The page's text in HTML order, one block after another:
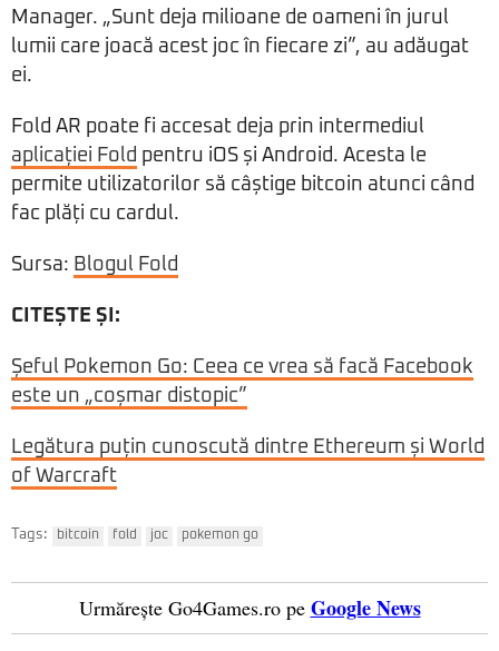
Manager. „Sunt deja milioane de oameni în jurul
lumii care joacă acest joc în fiecare zi”, au adăugat
ei.
Fold AR poate fi accesat deja prin intermediul
aplicației Fold pentru iOS și Android. Acesta le
permite utilizatorilor să câștige bitcoin atunci când
fac plăți cu cardul.
Sursa: Blogul Fold
CITEȘTE ȘI:
Șeful Pokemon Go: Ceea ce vrea să facă Facebook
este un „coșmar distopic”
Legătura puțin cunoscută dintre Ethereum și World
of Warcraft
Tags: bitcoin fold joc pokemon go
Urmărește Go4Games.ro pe Google News